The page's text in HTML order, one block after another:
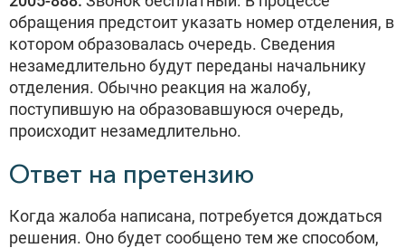
обращения предстоит указать номер отделения, в
котором образовалась очередь. Сведения
незамедлительно будут переданы начальнику
отделения. Обычно реакция на жалобу,
поступившую на образовавшуюся очередь,
происходит незамедлительно.
Ответ на претензию
Когда жалоба написана, потребуется дождаться
решения. Оно будет сообщено тем же способом,